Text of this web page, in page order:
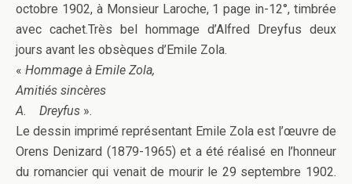
octobre 1902, à Monsieur Laroche, 1 page in-12°, timbrée
avec cachet.Très bel hommage d’Alfred Dreyfus deux
jours avant les obsèques d’Emile Zola.
« Hommage à Emile Zola,
Amitiés sincères
A. Dreyfus ».
Le dessin imprimé représentant Emile Zola est l’œuvre de
Orens Denizard (1879-1965) et a été réalisé en l’honneur
du romancier qui venait de mourir le 29 septembre 1902.